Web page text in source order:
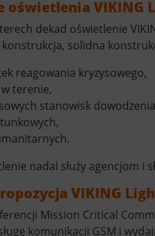
oświetlenia VIKING
dekad oświetlenie
konstrukcja, solidna
reagowania kryzysowego,
w terenie,
stanowisk
nadal służy agencjom
VIKING
Mission Critical
komunikacji GSM i